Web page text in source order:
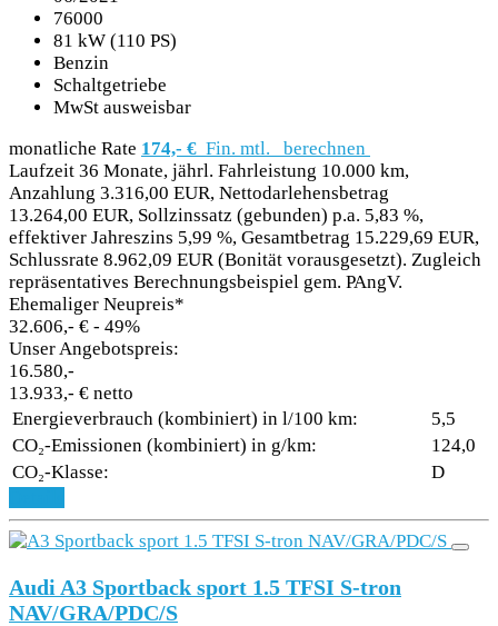
76000
81 kW (110 PS)
Benzin
Schaltgetriebe
MwSt ausweisbar
monatliche Rate 174,- € Fin. mtl.
berechnen
Laufzeit 36 Monate, jährl. Fahrleistung 10.000 km,
Anzahlung 3.316,00 EUR, Nettodarlehensbetrag
13.264,00 EUR, Sollzinssatz (gebunden) p.a. 5,83 %,
effektiver Jahreszins 5,99 %, Gesamtbetrag 15.229,69 EUR,
Schlussrate 8.962,09 EUR (Bonität vorausgesetzt). Zugleich
repräsentatives Berechnungsbeispiel gem. PAngV.
Ehemaliger Neupreis*
32.606,- € - 49%
Unser Angebotspreis:
16.580,-
13.933,- € netto
Energieverbrauch (kombiniert) in l/100 km:
5,5
CO₂-Emissionen (kombiniert) in g/km:
124,0
CO₂-Klasse:
D
Audi A3 Sportback sport 1.5 TFSI S-tron
NAV/GRA/PDC/S